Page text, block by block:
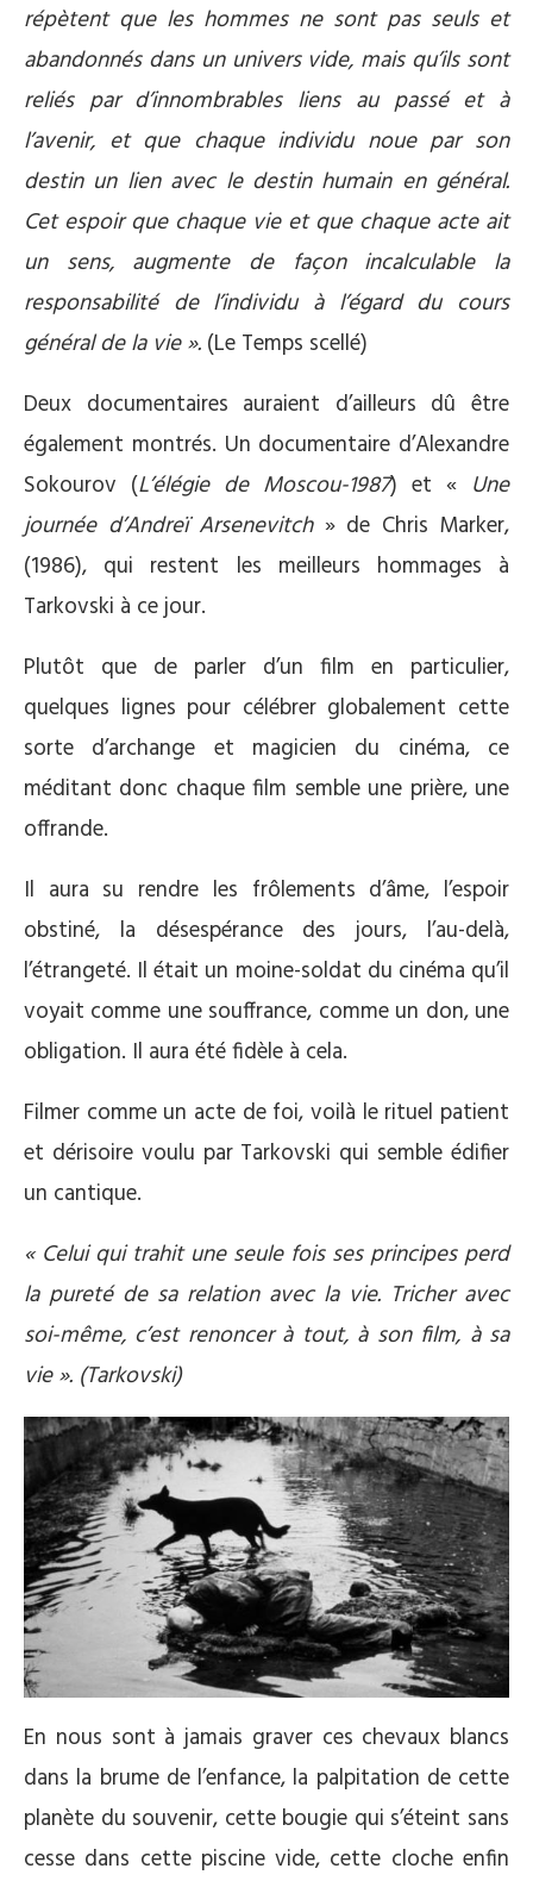
répètent que les hommes ne sont pas seuls et
abandonnés dans un univers vide, mais qu’ils sont
reliés par d’innombrables liens au passé et à
l’avenir, et que chaque individu noue par son
destin un lien avec le destin humain en général.
Cet espoir que chaque vie et que chaque acte ait
un sens, augmente de façon incalculable la
responsabilité de l’individu à l’égard du cours
général de la vie ». (Le Temps scellé)
Deux documentaires auraient d’ailleurs dû être
également montrés. Un documentaire d’Alexandre
Sokourov (L’élégie de Moscou-1987) et « Une
journée d’Andreï Arsenevitch» de Chris Marker,
(1986), qui restent les meilleurs hommages à
Tarkovski à ce jour.
Plutôt que de parler d’un film en particulier,
quelques lignes pour célébrer globalement cette
sorte d’archange et magicien du cinéma, ce
méditant donc chaque film semble une prière, une
offrande.
Il aura su rendre les frôlements d’âme, l’espoir
obstiné, la désespérance des jours, l’au-delà,
l’étrangeté. Il était un moine-soldat du cinéma qu’il
voyait comme une souffrance, comme un don, une
obligation. Il aura été fidèle à cela.
Filmer comme un acte de foi, voilà le rituel patient
et dérisoire voulu par Tarkovski qui semble édifier
un cantique.
« Celui qui trahit une seule fois ses principes perd
la pureté de sa relation avec la vie. Tricher avec
soi-même, c’est renoncer à tout, à son film, à sa
vie ». (Tarkovski)
En nous sont à jamais graver ces chevaux blancs
dans la brume de l’enfance, la palpitation de cette
planète du souvenir, cette bougie qui s’éteint sans
cesse dans cette piscine vide, cette cloche enfin